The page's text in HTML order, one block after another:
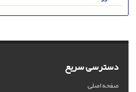
دسترسی سریع
صفحه اصلی